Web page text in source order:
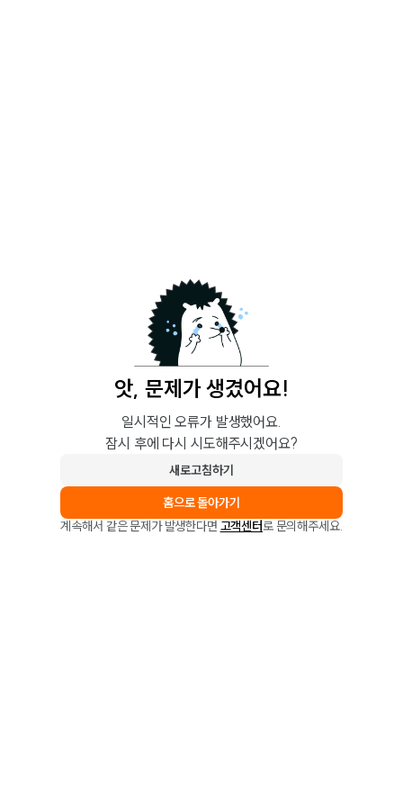
앗, 문제가 생겼어요!
일시적인 오류가 발생했어요.
잠시 후에 다시 시도해주시겠어요?
새로고침하기
홈으로 돌아가기
계속해서 같은 문제가 발생한다면 고객센터로 문의해주세요.